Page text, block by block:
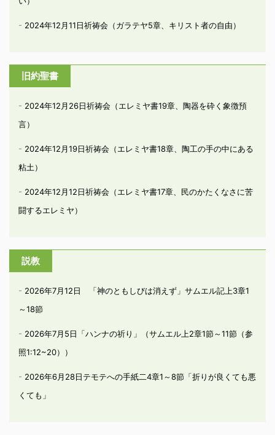
2024年12月11日祈祷会（ガラテヤ5章、キリスト者の自由）
旧約聖書
2024年12月26日祈祷会（エレミヤ書19章、陶器を砕く象徴預
言）
2024年12月19日祈祷会（エレミヤ書18章、陶工の手の中にある
粘土）
2024年12月12日祈祷会（エレミヤ書17章、民のかたくなさに苦
闘するエレミヤ）
説教
2026年7月12日 「神のともしびは消えず」サムエル記上3章1
～18節
2026年7月5日「ハンナの祈り」（サムエル上2章1節～11節（参
照1:12~20））
2026年6月28日テモテへの手紙二4章1～8節「折りが良くても悪
くても」